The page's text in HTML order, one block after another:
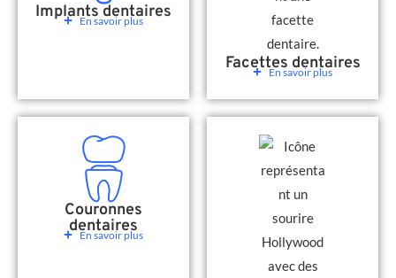
Implants dentaires
En savoir plus
Facettes dentaires
En savoir plus
Couronnes
dentaires
En savoir plus